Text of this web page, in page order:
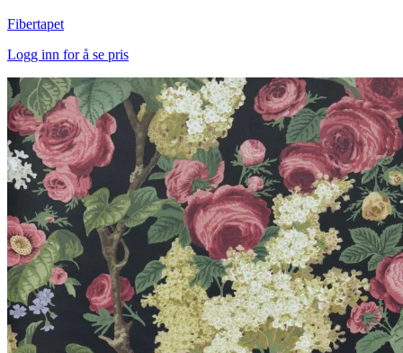
Fibertapet
Logg inn for å se pris